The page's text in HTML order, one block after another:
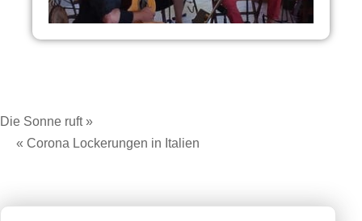
Die Sonne ruft »
« Corona Lockerungen in Italien